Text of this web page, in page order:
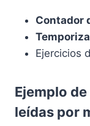
Contador
Ejercicios
Ejemplo
leídas por